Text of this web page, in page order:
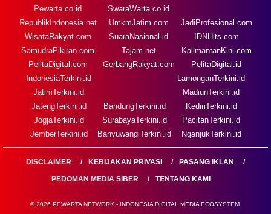
Pewarta.co.id
RepublikIndonesia.net
WisataRakyat.com
SamudraPikiran.com
PelitaDigital.com
SwaraWarta.co.id
UmkmJatim.com
SuaraNasional.id
Tajam.net
GerbangRakyat.com
JadiProfesional.com
IDNHits.com
KalimantanKini.com
PelitaDigital.id
IndonesiaTerkini.id
JatimTerkini.id
JatengTerkini.id
JogjaTerkini.id
JemberTerkini.id
BandungTerkini.id
SurabayaTerkini.id
BanyuwangiTerkini.id
LamonganTerkini.id
MadiunTerkini.id
KediriTerkini.id
PacitanTerkini.id
NganjukTerkini.id
DISCLAIMER KEBIJAKAN PRIVASI
PASANG IKLAN
PEDOMAN MEDIA SIBER
TENTANG KAMI
© 2026 PEWARTA NETWORK - INDONESIA DIGITAL MEDIA ECOSYSTEM.